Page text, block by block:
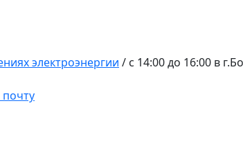
электроэнергии / с 14:00 до 16:00 в